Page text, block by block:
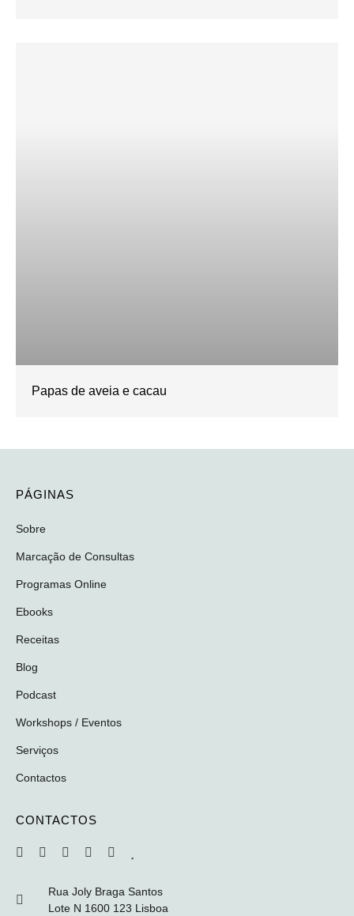
Papas de aveia e cacau
PÁGINAS
Sobre
Marcação de Consultas
Programas Online
Ebooks
Receitas
Blog
Podcast
Workshops / Eventos
Serviços
Contactos
CONTACTOS
Rua Joly Braga Santos
Lote N 1600 123 Lisboa